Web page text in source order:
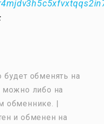
обменять на
можно либо на
обменнике. |
и обменен на